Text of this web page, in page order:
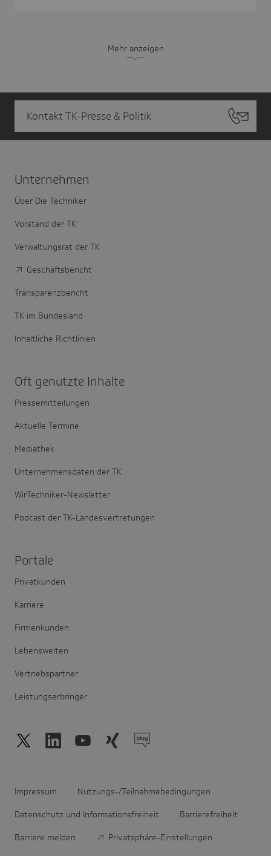
Mehr anzeigen
Kontakt TK-Presse & Politik
Unter­nehmen
Über Die Techniker
Vorstand der TK
Verwaltungsrat der TK
Geschäftsbericht
Transparenzbericht
TK im Bundesland
Inhaltliche Richtlinien
Oft genutzte Inhalte
Pressemitteilungen
Aktuelle Termine
Mediathek
Unternehmensdaten der TK
WirTechniker-Newsletter
Podcast der TK-Landesvertretungen
Portale
Privatkunden
Karriere
Firmenkunden
Lebenswelten
Vertriebspartner
Leistungserbringer
Impressum Nutzungs-/Teilnahmebedingungen
Datenschutz und Informationsfreiheit Barrierefreiheit
Barriere melden Privatsphäre-Einstellungen